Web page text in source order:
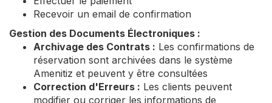
Recevoir un email de confirmation
Gestion des Documents Électroniques :
Archivage des Contrats : Les confirmations de
réservation sont archivées dans le système
Amenitiz et peuvent y être consultées
Correction d'Erreurs : Les clients peuvent
modifier ou corriger les informations de